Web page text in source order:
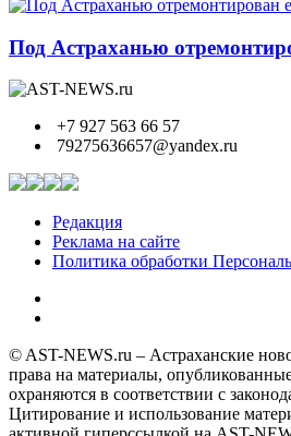
Под Астраханью
+7 927 563 66 57
79275636657@yandex.ru
Редакция
Реклама на сайте
Политика обработки
© AST-NEWS.ru – Астраханские
права на материалы,
охраняются в соответствии с
Цитирование и использование